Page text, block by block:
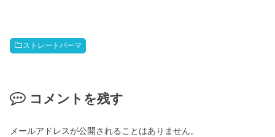
ストレートパーマ
コメントを残す
メールアドレスが公開されることはありません。